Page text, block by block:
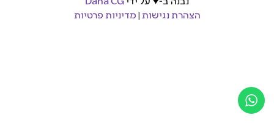
הצהרת נגישות|מדיניות פרטיות